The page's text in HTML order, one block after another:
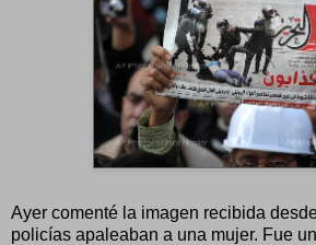
Ayer comenté la imagen recibida
policías apaleaban a una mujer. Fue